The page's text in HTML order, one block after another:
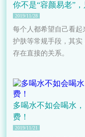
你不是“容颜易老”
2019/11/28
每个人都希望自己看起
护肤等常规手段，其
存在直接的关系。
多喝水不如会喝水
费！
2019/11/21